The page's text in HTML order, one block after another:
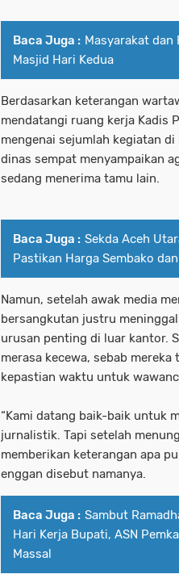
Baca Juga : Masyarakat dan
Masjid Hari Kedua
Berdasarkan keterangan
mendatangi ruang kerja Kadis
mengenai sejumlah kegiatan
dinas sempat menyampaikan
sedang menerima tamu lain.
Baca Juga : Sekda Aceh
Pastikan Harga Sembako
Namun, setelah awak media
bersangkutan justru
urusan penting di luar kantor.
merasa kecewa, sebab
kepastian waktu untuk
“Kami datang baik-baik untuk
jurnalistik. Tapi setelah
memberikan keterangan apa
enggan disebut namanya.
Baca Juga : Sambut
Hari Kerja Bupati, ASN
Massal